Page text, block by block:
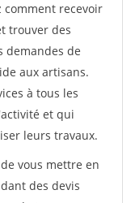
comment recevoir
trouver des
demandes de
aux artisans.
à tous les
et qui
leurs travaux.
vous mettre en
des devis